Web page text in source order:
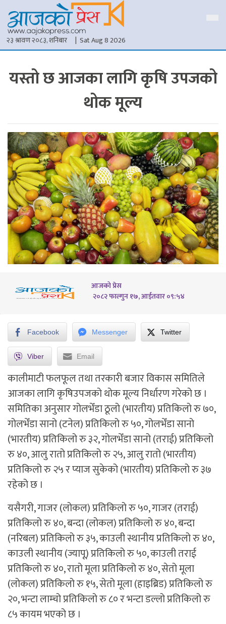
२३ श्रावण २०८३, शनिबार | Sat Aug 8 2026
यस्तो छ आजका लागि कृषि उपजको
थोक मूल्य
आजको प्रेस
२०८२ फाल्गुन १७, आईतवार ०९:५४
Facebook Messenger Twitter
Viber Email
कालीमाटी फलफूल तथा तरकारी बजार विकास समितिले
आजका लागि कृषिउपजको थोक मूल्य निर्धारण गरेको छ ।
समितिका अनुसार गोलभेँडा ठूलो (भारतीय) प्रतिकिलो रु ७०,
गोलभेँडा सानो (टनेल) प्रतिकिलो रु ५०, गोलभेँडा सानो
(भारतीय) प्रतिकिलो रु ३२, गोलभेँडा सानो (तराई) प्रतिकिलो
रु ४०, आलु रातो प्रतिकिलो रु २५, आलु रातो (भारतीय)
प्रतिकिलो रु २५ र प्याज सुकेको (भारतीय) प्रतिकिलो रु ३७
रहेको छ ।
यसैगरी, गाजर (लोकल) प्रतिकिलो रु ५०, गाजर (तराई)
प्रतिकिलो रु ४०, बन्दा (लोकल) प्रतिकिलो रु ४०, बन्दा
(नरिबल) प्रतिकिलो रु ३५, काउली स्थानीय प्रतिकिलो रु ४०,
काउली स्थानीय (ज्यापू) प्रतिकिलो रु ५०, काउली तराई
प्रतिकिलो रु ४०, रातो मूला प्रतिकिलो रु ४०, सेतो मूला
(लोकल) प्रतिकिलो रु १५, सेतो मूला (हाइब्रिड) प्रतिकिलो रु
२०, भन्टा लाम्चो प्रतिकिलो रु ८० र भन्टा डल्लो प्रतिकिलो रु
८५ कायम भएको छ ।